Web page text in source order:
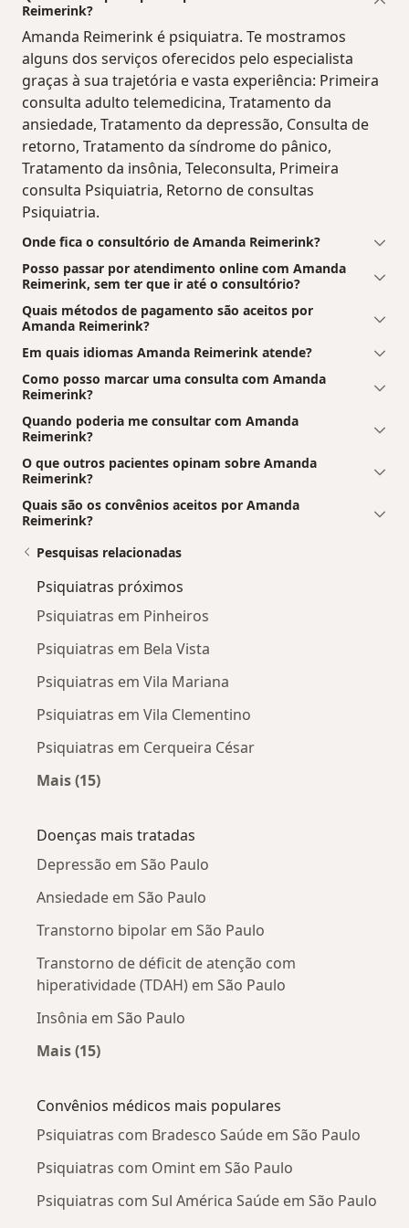
Reimerink?
Amanda Reimerink é psiquiatra. Te mostramos
alguns dos serviços oferecidos pelo especialista
graças à sua trajetória e vasta experiência: Primeira
consulta adulto telemedicina, Tratamento da
ansiedade, Tratamento da depressão, Consulta de
retorno, Tratamento da síndrome do pânico,
Tratamento da insônia, Teleconsulta, Primeira
consulta Psiquiatria, Retorno de consultas
Psiquiatria.
Onde fica o consultório de Amanda Reimerink?
Posso passar por atendimento online com Amanda
Reimerink, sem ter que ir até o consultório?
Quais métodos de pagamento são aceitos por
Amanda Reimerink?
Em quais idiomas Amanda Reimerink atende?
Como posso marcar uma consulta com Amanda
Reimerink?
Quando poderia me consultar com Amanda
Reimerink?
O que outros pacientes opinam sobre Amanda
Reimerink?
Quais são os convênios aceitos por Amanda
Reimerink?
Pesquisas relacionadas
Psiquiatras próximos
Psiquiatras em Pinheiros
Psiquiatras em Bela Vista
Psiquiatras em Vila Mariana
Psiquiatras em Vila Clementino
Psiquiatras em Cerqueira César
Mais (15)
Doenças mais tratadas
Depressão em São Paulo
Ansiedade em São Paulo
Transtorno bipolar em São Paulo
Transtorno de déficit de atenção com
hiperatividade (TDAH) em São Paulo
Insônia em São Paulo
Mais (15)
Convênios médicos mais populares
Psiquiatras com Bradesco Saúde em São Paulo
Psiquiatras com Omint em São Paulo
Psiquiatras com Sul América Saúde em São Paulo